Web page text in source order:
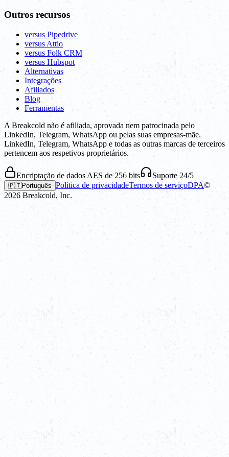
Outros recursos
versus Pipedrive
versus Attio
versus Folk CRM
versus Hubspot
Alternativas
Integrações
Afiliados
Blog
Ferramentas
A Breakcold não é afiliada, aprovada nem patrocinada pelo
LinkedIn, Telegram, WhatsApp ou pelas suas empresas-mãe.
LinkedIn, Telegram, WhatsApp e todas as outras marcas de terceiros
pertencem aos respetivos proprietários.
Encriptação de dados AES de 256 bits Suporte 24/5
🇵🇹Português Política de privacidadeTermos de serviçoDPA©
2026 Breakcold, Inc.